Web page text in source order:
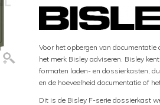
Voor het opbergen van
het merk Bisley adviseren. Bisley
formaten laden- en dossierkasten,
en de hoeveelheid documentatie of
Dit is de Bisley F-serie dossierkast